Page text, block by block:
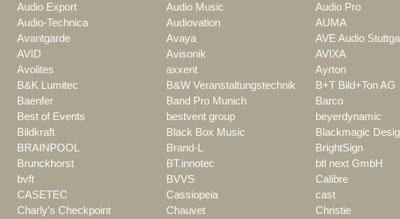
Audio Export Audio Music
Audio Pro
Audio-Technica Audiovation
AUMA
Avantgarde Avaya
AVE Audio
AVID Avisonik
AVIXA
Avolites axxent
Ayrton
B&K Lumitec B&W Veranstaltungstechnik
B+T Bild+Ton AG
Baenfer Band Pro Munich
Barco
Best of Events bestvent group
beyerdynamic
Bildkraft Black Box Music
Blackmagic
BRAINPOOL Brand-L
BrightSign
Brunckhorst BT.innotec
btl next GmbH
bvft BVVS
Calibre
CASETEC Cassiopeia
cast
Charly's Checkpoint Chauvet
Christie